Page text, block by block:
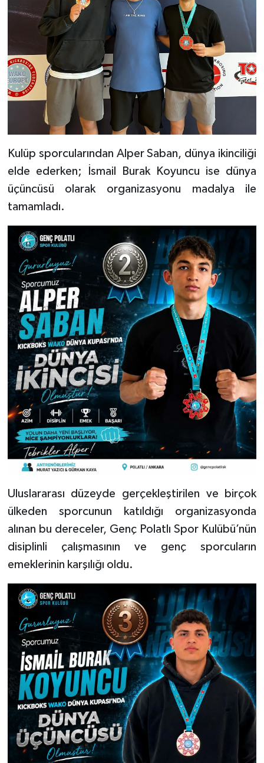
Kulüp sporcularından Alper Saban, dünya ikinciliği
elde ederken; İsmail Burak Koyuncu ise dünya
üçüncüsü olarak organizasyonu madalya ile
tamamladı.
Uluslararası düzeyde gerçekleştirilen ve birçok
ülkeden sporcunun katıldığı organizasyonda
alınan bu dereceler, Genç Polatlı Spor Kulübü’nün
disiplinli çalışmasının ve genç sporcuların
emeklerinin karşılığı oldu.